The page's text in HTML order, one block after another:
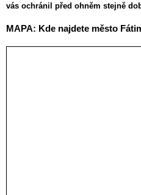
vás ochránil před ohněm stejně
MAPA: Kde najdete město